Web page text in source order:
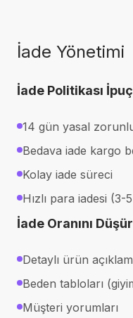
İade Yönetimi
İade Politikası
14 gün yasal
Bedava iade kargo
Kolay iade süreci
Hızlı para iadesi (3-
İade Oranını
Detaylı ürün
Beden tabloları
Müşteri yorumları